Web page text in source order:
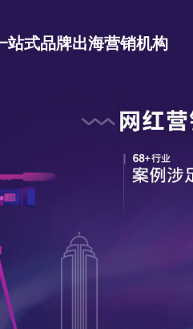
站式品牌出海营销机构